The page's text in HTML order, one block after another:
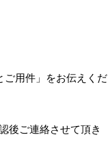
ご用件 」
をお伝えくだ
後ご連絡させて頂き